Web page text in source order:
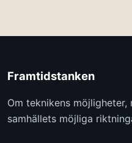
Framtidstanken
Om teknikens
samhällets möjliga